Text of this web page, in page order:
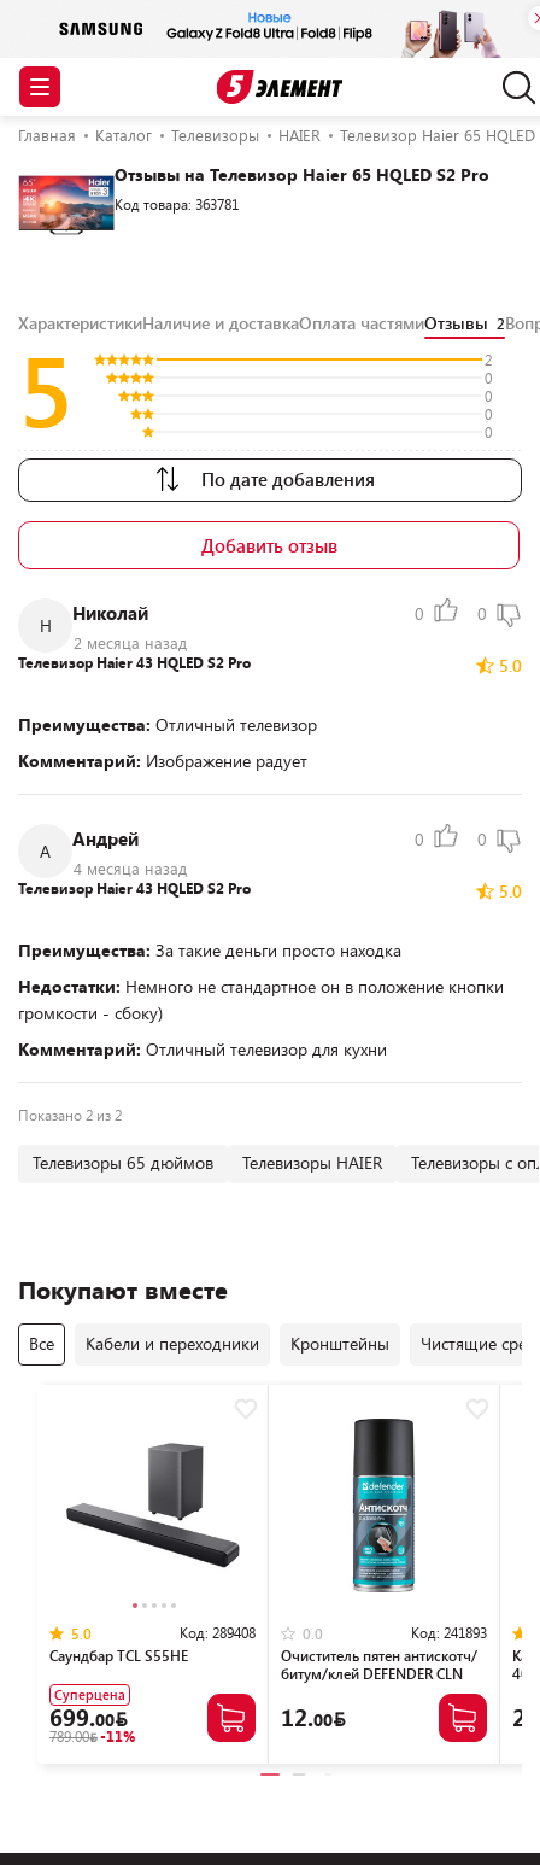
Главная Каталог Телевизоры HAIER Телевизор Haier 65 HQLED
Отзывы на Телевизор Haier 65 HQLED S2 Pro
Код товара: 363781
ХарактеристикиНаличие и доставкаОплата частямиОтзывы 2
5
2
0
0
0
0
По дате добавления
Добавить отзыв
Н
Николай
2 месяца назад
0 0
5.0
Телевизор Haier 43 HQLED S2 Pro
Преимущества: Отличный телевизор
Комментарий: Изображение радует
А
Андрей
4 месяца назад
0 0
5.0
Телевизор Haier 43 HQLED S2 Pro
Преимущества: За такие деньги просто находка
Недостатки: Немного не стандартное он в положение кнопки
громкости - сбоку)
Комментарий: Отличный телевизор для кухни
Показано 2 из 2
Телевизоры 65 дюймов Телевизоры HAIER Телевизоры с
Покупают вместе
Все Кабели и переходники Кронштейны Чистящие
5.0 Код: 289408
Саундбар TCL S55HE
Суперцена
699.00
789.00 -11%
0.0 Код: 241893
Очиститель пятен антискотч/
битум/клей DEFENDER CLN
12.00